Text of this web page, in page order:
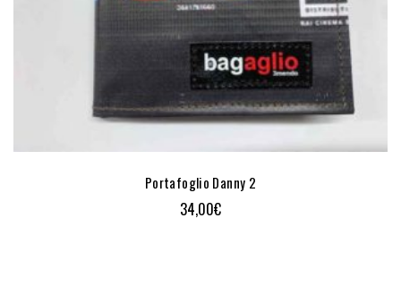
Portafoglio Danny 2
34,00€